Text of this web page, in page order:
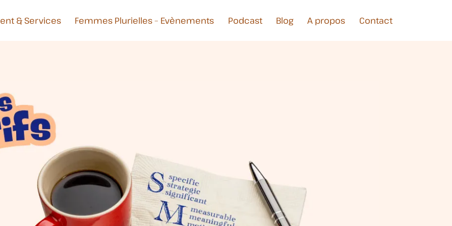
& Services Femmes Plurielles – Evènements Podcast Blog A propos Contact